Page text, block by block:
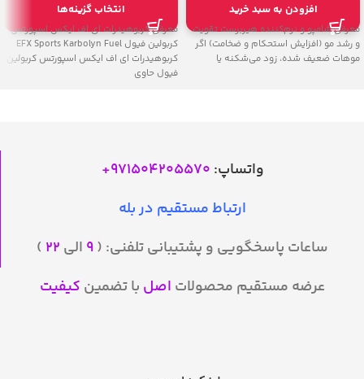
افزودن به سبد خرید
معرفی شامپو و نرم‌کننده هیربرست تقویت
و رشد مو (افزایش استحکام و ضخامت) اگر
موهات ضعیف شده، زود می‌شکنه یا
انتخاب گزینه‌ها
معرفی کربوهیدرات ای اف ایکس اسپورتس
کربولین فیول EFX Sports Karbolyn Fuel
کربوهیدرات ای اف ایکس اسپورتس کربولین
فیول حاوی
واتساپ: 971504205570
+
ارتباط مستقیم در بله
ساعات پاسخگویی و پشتیبانی تلفنی: ( ۹ الی ۲۲ )
عرضه مستقیم محصولات اصل با تضمین کیفیت